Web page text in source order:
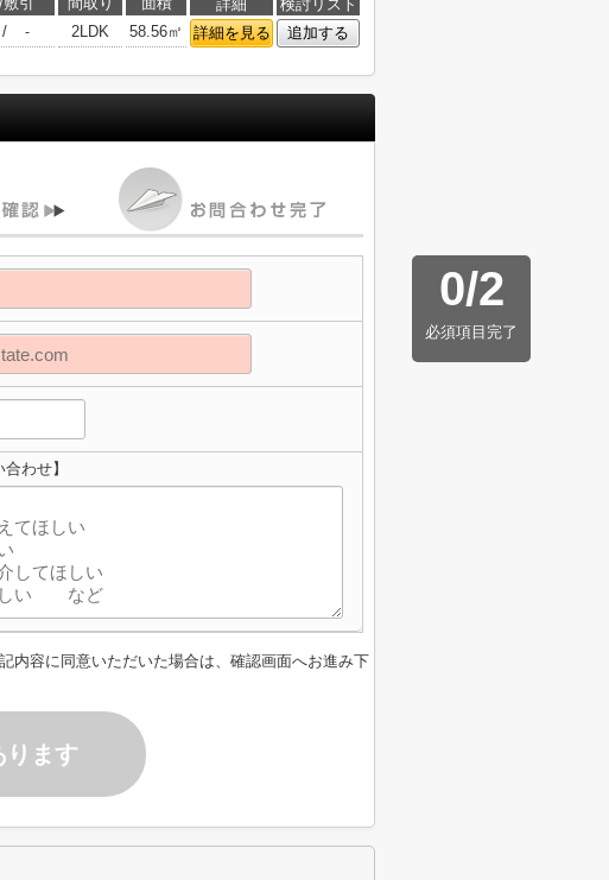
詳細
検討リスト
/ - 2LDK 58.56㎡ 詳細を見る 追加する
0/2
必須項目完了
わせ】
内容に同意いただいた場合は、確認画面へお進み下
ります